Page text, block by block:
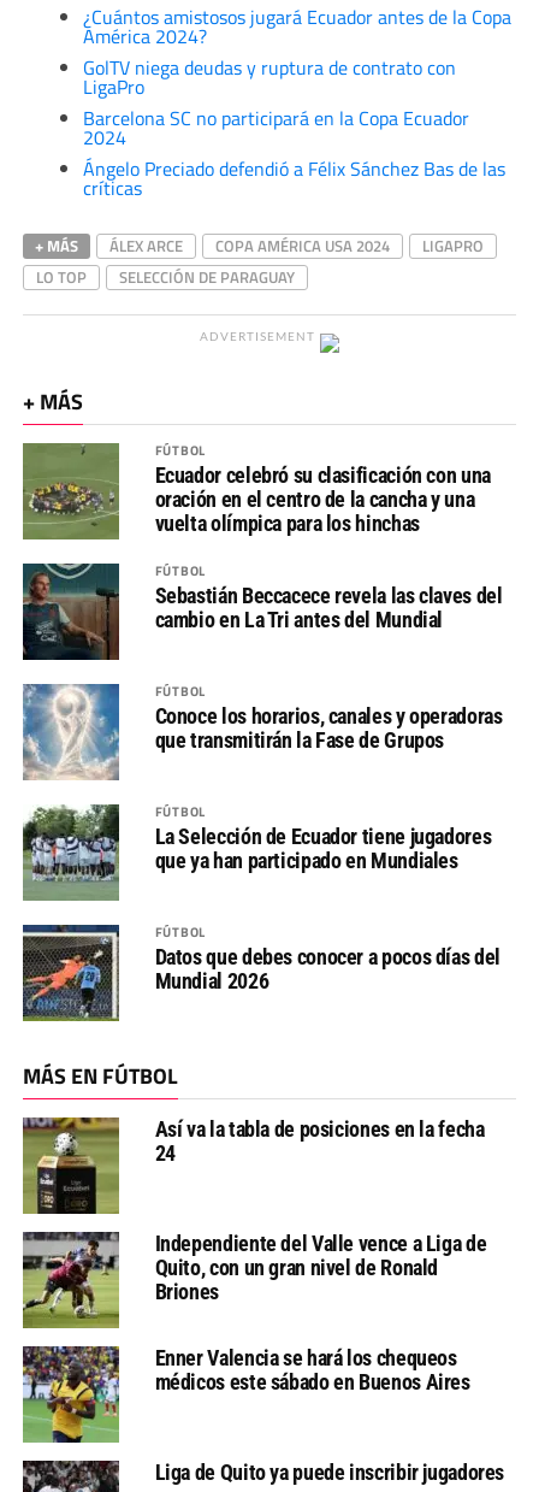
¿Cuántos amistosos jugará Ecuador antes de la Copa
América 2024?
GolTV niega deudas y ruptura de contrato con
LigaPro
Barcelona SC no participará en la Copa Ecuador
2024
Ángelo Preciado defendió a Félix Sánchez Bas de las
críticas
+ MÁS ÁLEX ARCE COPA AMÉRICA USA 2024
LIGAPRO
LO TOP
SELECCIÓN DE PARAGUAY
ADVERTISEMENT
+ MÁS
FÚTBOL
Ecuador celebró su clasificación con una
oración en el centro de la cancha y una
vuelta olímpica para los hinchas
FÚTBOL
Sebastián Beccacece revela las claves del
cambio en La Tri antes del Mundial
FÚTBOL
Conoce los horarios, canales y operadoras
que transmitirán la Fase de Grupos
FÚTBOL
La Selección de Ecuador tiene jugadores
que ya han participado en Mundiales
FÚTBOL
Datos que debes conocer a pocos días del
Mundial 2026
MÁS EN FÚTBOL
Así va la tabla de posiciones en la fecha
24
Independiente del Valle vence a Liga de
Quito, con un gran nivel de Ronald
Briones
Enner Valencia se hará los chequeos
médicos este sábado en Buenos Aires
Liga de Quito ya puede inscribir jugadores